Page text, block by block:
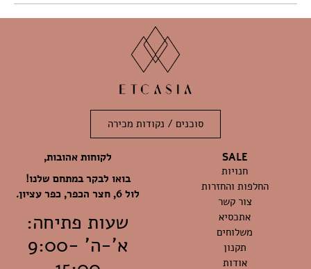
סוכנים / נקודות מכירה
SALE
חנויות
החלפות והחזרות
צור קשר
אתכסיא
משלוחים
תקנון
אודות
לקוחות אהובות,
בואו לבקר במתחם שלנו!
לול 6, חצר הכפר, כפר עציון.
שעות פתיחה:
א'-ה' 9:00-